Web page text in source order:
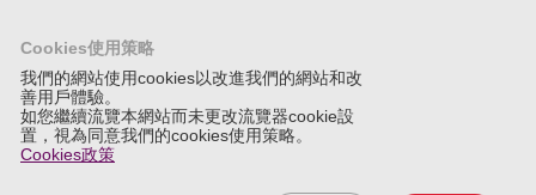
Cookies使用策略
我們的網站使用cookies以改進我們的網站和改
善用戶體驗。
如您繼續流覽本網站而未更改流覽器cookie設
置，視為同意我們的cookies使用策略。
Cookies政策